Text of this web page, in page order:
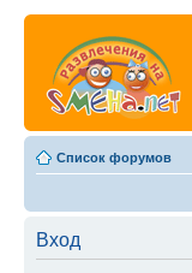
Список форумов
Вход